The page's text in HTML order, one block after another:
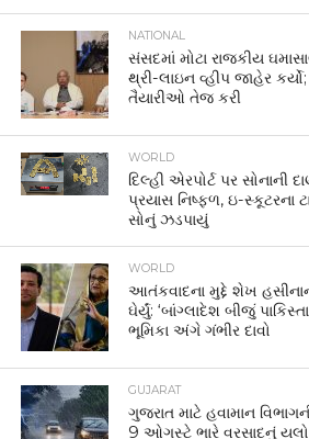
NATIONAL
સંસદમાં મોટા રાજકીય
થ્રી-લાઇન વ્હીપ જાહેર
તૈયારીઓ તેજ કરી
WORLD
દિલ્હી એરપોર્ટ પર સોનાની
પ્રયાસ નિષ્ફળ, ઇ-સ્કૂટરના
સોનું ઝડપાયું
WORLD
આતંકવાદના મુદ્દે શેખ
ઘેર્યું: ‘બાંગ્લાદેશ બીજું
ભૂમિકા અંગે ગંભીર દાવો
GUJARAT
ગુજરાત માટે હવામાન
9 ઓગસ્ટે ભારે વરસાદનું